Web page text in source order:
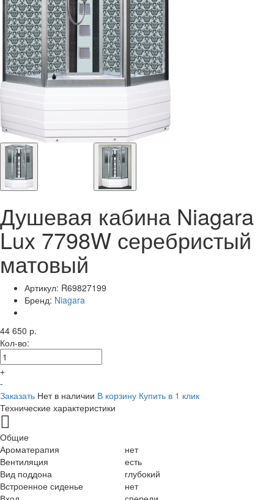
Душевая кабина Niagara
Lux 7798W серебристый
матовый
Артикул: R69827199
Бренд: Niagara
44 650 р.
Кол-во:
+
-
Заказать Нет в наличии В корзину Купить в 1 клик
Технические характеристики
Общие
Ароматерапия
нет
Вентиляция
есть
Вид поддона
глубокий
Встроенное сиденье
нет